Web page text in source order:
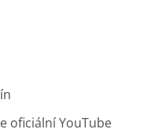
oficiální YouTube